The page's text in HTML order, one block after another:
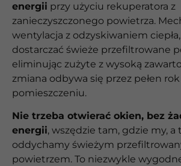
energii przy użyciu rekuperatora z
zanieczyszczonego powietrza.
wentylacja z odzyskiwaniem
dostarczać świeże przefiltrowane
eliminując zużyte z wysoką
zmiana odbywa się przez pełen
pomieszczeniu.
Nie trzeba otwierać okien, bez
energii, wszędzie tam, gdzie my, a
oddychamy świeżym
powietrzem. To niezwykle